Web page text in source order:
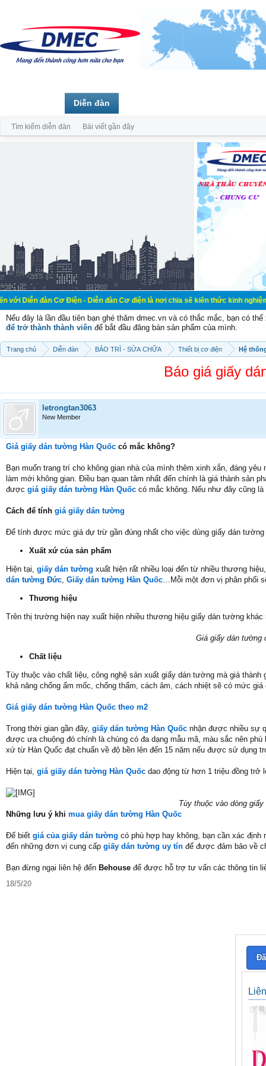
Cơ Điện - Diễn đàn Cơ điện là nơi chia sẽ kiến thức kinh nghiệm trong
Nếu đây là lần đầu tiên bạn ghé thăm dmec.vn và có thắc mắc, bạn có
để trở thành thành viên để bắt đầu đăng bán sản phẩm của mình.
Trang chủ Diễn đàn BẢO TRÌ - SỬA CHỮA Thiết bị cơ điện Hệ
Báo giá giấy
letrongtan3063
New Member
Giá giấy dán tường Hàn Quốc có mắc không?
Bạn muốn trang trí cho không gian nhà của mình thêm xinh xắn, đáng
làm mới không gian. Điều bạn quan tâm nhất đến chính là giá thành sản
được giá giấy dán tường Hàn Quốc có mắc không. Nếu như đây cũng
Cách để tính giá giấy dán tường
Để tính được mức giá dự trừ gần đúng nhất cho việc dùng giấy dán
Xuất xứ của sản phẩm
Hiện tại, giấy dán tường xuất hiện rất nhiều loại đến từ nhiều thương
dán tường Đức, Giấy dán tường Hàn Quốc…Mỗi một đơn vị phân phối
Thương hiệu
Trên thị trường hiện nay xuất hiện nhiều thương hiệu giấy dán tường
Giá giấy dán tường
Chất liệu
Tùy thuộc vào chất liệu, công nghệ sản xuất giấy dán tường mà giá
khả năng chống ẩm mốc, chống thấm, cách âm, cách nhiệt sẽ có mức
Giá giấy dán tường Hàn Quốc theo m2
Trong thời gian gần đây, giấy dán tường Hàn Quốc nhận được nhiều sự
được ưa chuộng đó chính là chúng có đa dạng mẫu mã, màu sắc nên
xứ từ Hàn Quốc đạt chuẩn về độ bền lên đến 15 năm nếu được sử dụng
Hiện tại, giá giấy dán tường Hàn Quốc dao động từ hơn 1 triệu đồng trở
Tùy thuộc vào dòng
Những lưu ý khi mua giấy dán tường Hàn Quốc
Để biết giá của giấy dán tường có phù hợp hay không, bạn cần xác
đến những đơn vị cung cấp giấy dán tường uy tín để được đảm bảo về
Bạn đừng ngại liên hệ đến Behouse để được hỗ trợ tư vấn các thông tin
18/5/20
Diễn đàn
Tìm kiếm diễn đàn Bài viết gần đây